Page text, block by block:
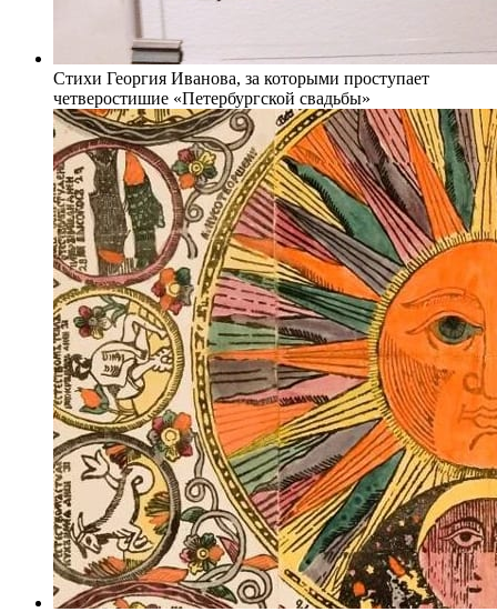
Стихи Георгия Иванова, за которыми проступает
четверостишие «Петербургской свадьбы»